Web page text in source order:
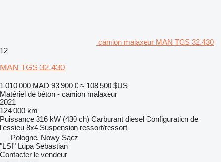
camion malaxeur MAN TGS 32.430
12
MAN TGS 32.430
1 010 000 MAD 93 900 € ≈ 108 500 $US
Matériel de béton - camion malaxeur
2021
124 000 km
Puissance 316 kW (430 ch) Carburant diesel Configuration de
l'essieu 8x4 Suspension ressort/ressort
Pologne, Nowy Sącz
"LSI" Lupa Sebastian
Contacter le vendeur